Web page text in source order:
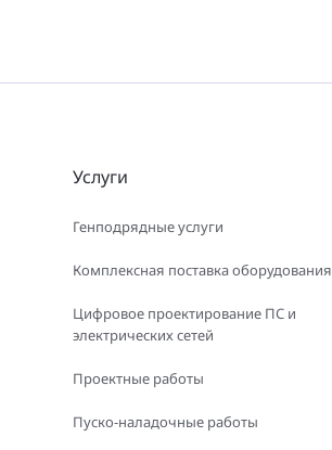
Услуги
Генподрядные услуги
Комплексная поставка оборудования
Цифровое проектирование ПС и
электрических сетей
Проектные работы
Пуско-наладочные работы